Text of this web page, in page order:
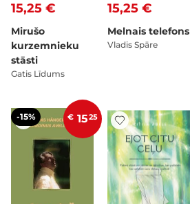
15,25 €
Mirušo
kurzemnieku
stāsti
Gatis Līdums
15,25 €
Melnais telefons
Vladis Spāre
-15% € 1525